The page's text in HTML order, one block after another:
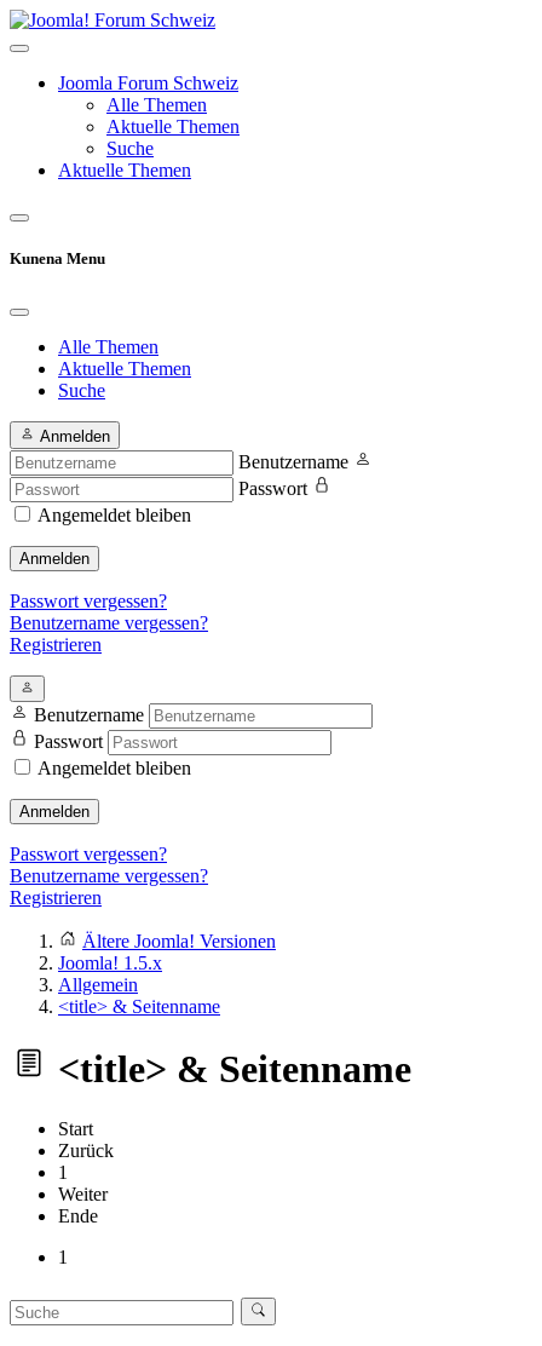
Joomla Forum Schweiz
Alle Themen
Aktuelle Themen
Suche
Aktuelle Themen
Kunena Menu
Alle Themen
Aktuelle Themen
Suche
Anmelden
Benutzername
Passwort
Angemeldet bleiben
Anmelden
Passwort vergessen?
Benutzername vergessen?
Registrieren
Benutzername
Passwort
Angemeldet bleiben
Anmelden
Passwort vergessen?
Benutzername vergessen?
Registrieren
Ältere Joomla! Versionen
Joomla! 1.5.x
Allgemein
<title> & Seitenname
<title> & Seitenname
Start
Zurück
1
Weiter
Ende
1